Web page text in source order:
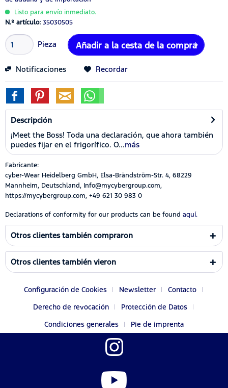
Listo para envío inmediato.
N.º artículo: 35030505
Pieza Añadir a la cesta de la compra
Notificaciones Recordar
Descripción
¡Meet the Boss! Toda una declaración, que ahora también
puedes fijar en el frigorífico. O...más
Fabricante:
cyber-Wear Heidelberg GmbH, Elsa-Brändström-Str. 4, 68229
Mannheim, Deutschland, Info@mycybergroup.com,
https://mycybergroup.com, +49 621 30 983 0
Declarations of conformity for our products can be found aquí.
Otros clientes también compraron
Otros clientes también vieron
Configuración de Cookies Newsletter
Contacto
Derecho de revocación
Protección de Datos
Condiciones generales
Pie de imprenta